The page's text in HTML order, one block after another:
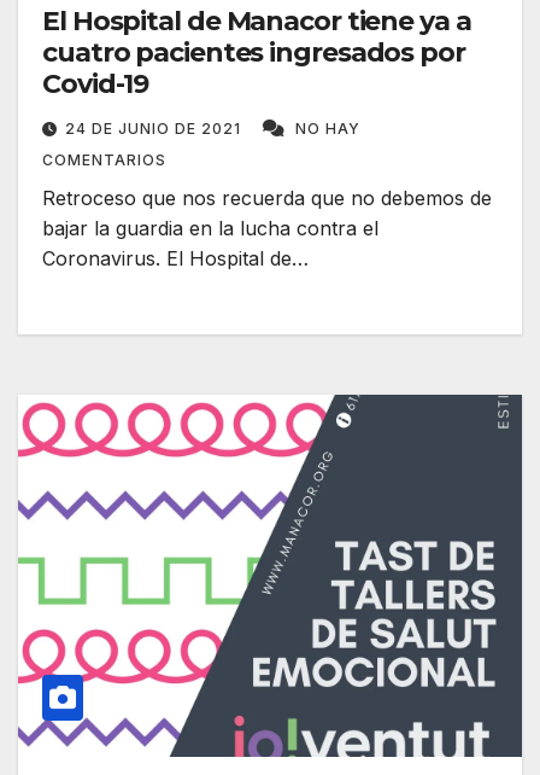
El Hospital de Manacor tiene ya a
cuatro pacientes ingresados por
Covid-19
24 DE JUNIO DE 2021
NO HAY
COMENTARIOS
Retroceso que nos recuerda que no debemos de
bajar la guardia en la lucha contra el
Coronavirus. El Hospital de…